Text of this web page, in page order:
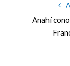
Anahí